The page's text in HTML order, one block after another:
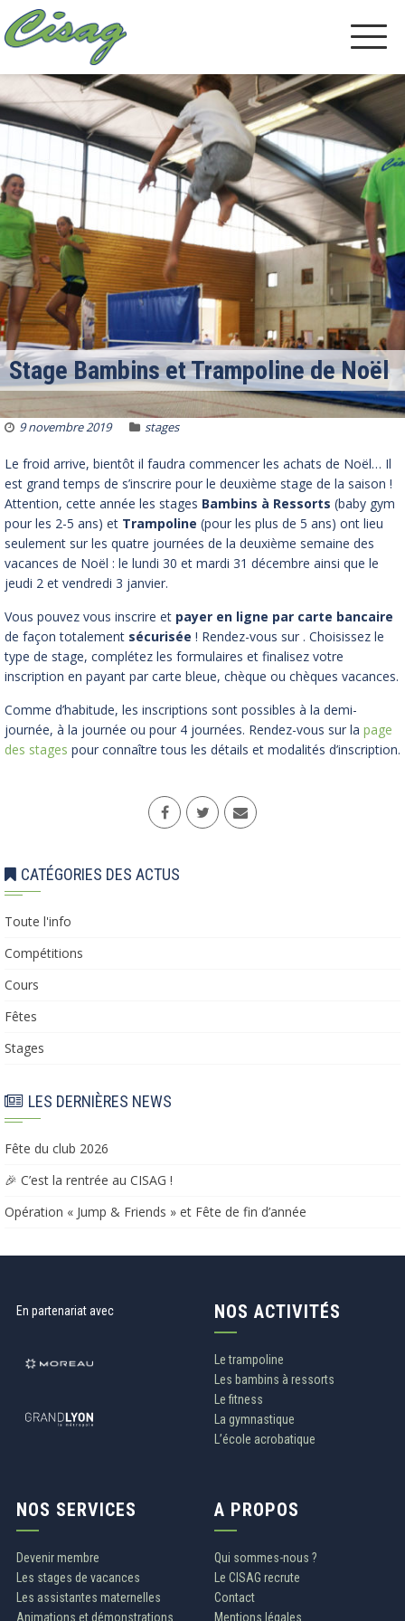
Stage Bambins et Trampoline de Noël
9 novembre 2019 stages
Le froid arrive, bientôt il faudra commencer les achats de Noël… Il
est grand temps de s’inscrire pour le deuxième stage de la saison !
Attention, cette année les stages Bambins à Ressorts (baby gym
pour les 2-5 ans) et Trampoline (pour les plus de 5 ans) ont lieu
seulement sur les quatre journées de la deuxième semaine des
vacances de Noël : le lundi 30 et mardi 31 décembre ainsi que le
jeudi 2 et vendredi 3 janvier.
Vous pouvez vous inscrire et payer en ligne par carte bancaire
de façon totalement sécurisée ! Rendez-vous sur . Choisissez le
type de stage, complétez les formulaires et finalisez votre
inscription en payant par carte bleue, chèque ou chèques vacances.
Comme d’habitude, les inscriptions sont possibles à la demi-
journée, à la journée ou pour 4 journées. Rendez-vous sur la page
des stages pour connaître tous les détails et modalités d’inscription.
CATÉGORIES DES ACTUS
Toute l'info
Compétitions
Cours
Fêtes
Stages
LES DERNIÈRES NEWS
Fête du club 2026
🎉 C’est la rentrée au CISAG !
Opération « Jump & Friends » et Fête de fin d’année​​
En partenariat avec NOS ACTIVITÉS
Le trampoline
Les bambins à ressorts
Le fitness
La gymnastique
L’école acrobatique
NOS SERVICES
Devenir membre
Les stages de vacances
Les assistantes maternelles
Animations et démonstrations
A PROPOS
Qui sommes-nous ?
Le CISAG recrute
Contact
Mentions légales